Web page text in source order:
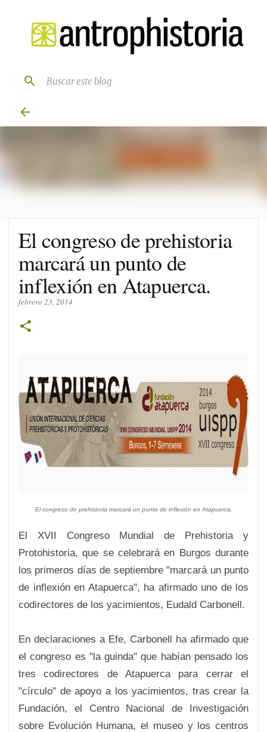
Ir al contenido principal
El congreso de prehistoria
marcará un punto de
inflexión en Atapuerca.
febrero 23, 2014
El congreso de prehistoria marcará un punto de inflexión en Atapuerca.
El XVII Congreso Mundial de Prehistoria y
Protohistoria, que se celebrará en Burgos durante
los primeros días de septiembre "marcará un punto
de inflexión en Atapuerca", ha afirmado uno de los
codirectores de los yacimientos, Eudald Carbonell.
En declaraciones a Efe, Carbonell ha afirmado que
el congreso es "la guinda" que habían pensado los
tres codirectores de Atapuerca para cerrar el
"círculo" de apoyo a los yacimientos, tras crear la
Fundación, el Centro Nacional de Investigación
sobre Evolución Humana, el museo y los centros